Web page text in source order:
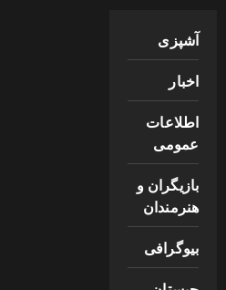
آشپزی
اخبار
اطلاعات
عمومی
بازیگران و
هنرمندان
بیوگرافی